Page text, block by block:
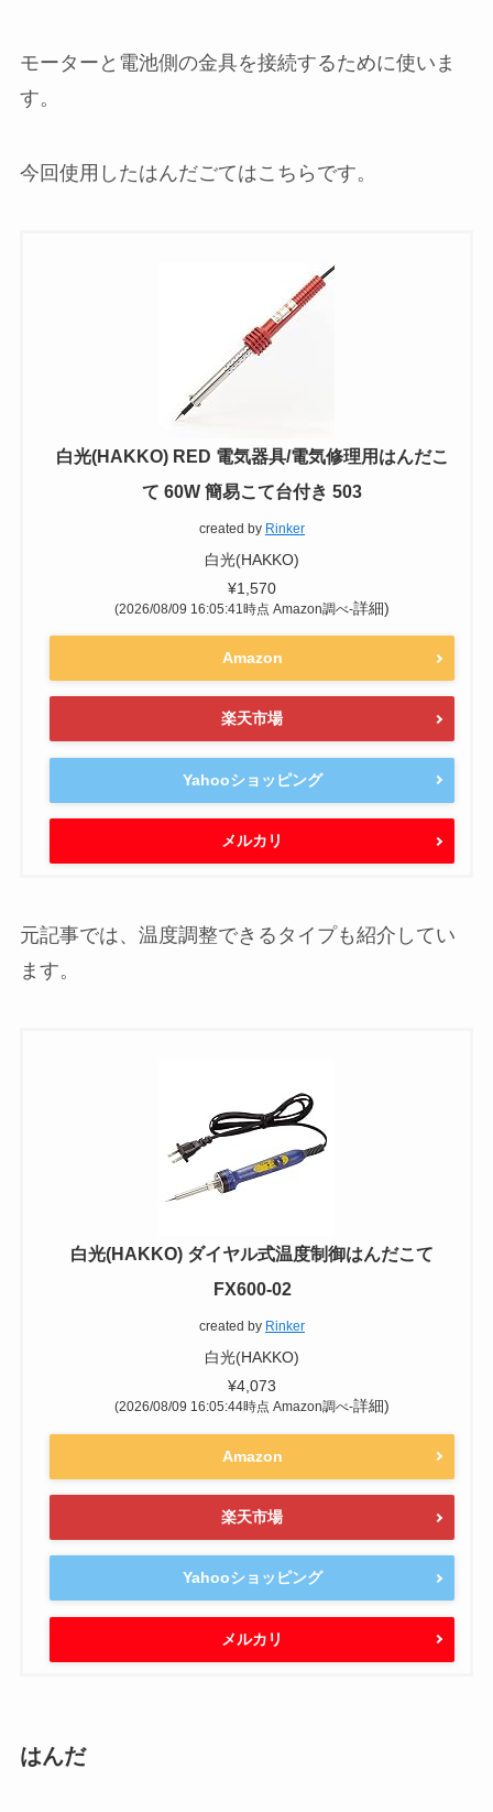
モーターと電池側の金具を接続するために使いま
す。
今回使用したはんだごてはこちらです。
白光(HAKKO) RED 電気器具/電気修理用はんだこ
て 60W 簡易こて台付き 503
created by Rinker
白光(HAKKO)
¥1,570
(2026/08/09 16:05:41時点 Amazon調べ-詳細)
Amazon
楽天市場
Yahooショッピング
メルカリ
元記事では、温度調整できるタイプも紹介してい
ます。
白光(HAKKO) ダイヤル式温度制御はんだこて
FX600-02
created by Rinker
白光(HAKKO)
¥4,073
(2026/08/09 16:05:44時点 Amazon調べ-詳細)
Amazon
楽天市場
Yahooショッピング
メルカリ
はんだ